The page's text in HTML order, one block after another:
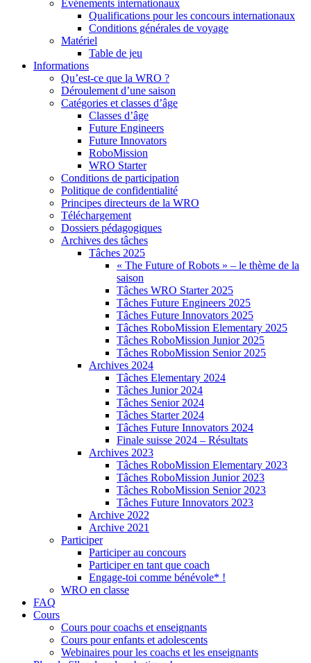
Événements internationaux
Qualifications pour les concours internationaux
Conditions générales de voyage
Matériel
Table de jeu
Informations
Qu’est-ce que la WRO ?
Déroulement d’une saison
Catégories et classes d’âge
Classes d’âge
Future Engineers
Future Innovators
RoboMission
WRO Starter
Conditions de participation
Politique de confidentialité
Principes directeurs de la WRO
Téléchargement
Dossiers pédagogiques
Archives des tâches
Tâches 2025
« The Future of Robots » – le thème de la
saison
Tâches WRO Starter 2025
Tâches Future Engineers 2025
Tâches Future Innovators 2025
Tâches RoboMission Elementary 2025
Tâches RoboMission Junior 2025
Tâches RoboMission Senior 2025
Archives 2024
Tâches Elementary 2024
Tâches Junior 2024
Tâches Senior 2024
Tâches Starter 2024
Tâches Future Innovators 2024
Finale suisse 2024 – Résultats
Archives 2023
Tâches RoboMission Elementary 2023
Tâches RoboMission Junior 2023
Tâches RoboMission Senior 2023
Tâches Future Innovators 2023
Archive 2022
Archive 2021
Participer
Participer au concours
Participer en tant que coach
Engage-toi comme bénévole* !
WRO en classe
FAQ
Cours
Cours pour coachs et enseignants
Cours pour enfants et adolescents
Webinaires pour les coachs et les enseignants